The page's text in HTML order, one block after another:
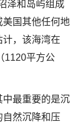
泽和岛屿组成
美国其他任何地
，该海湾在
1120平方公
中最重要的是沉
然沉降和压